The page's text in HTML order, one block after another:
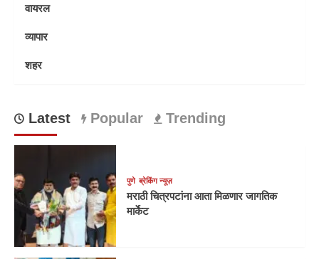
वायरल
व्यापार
शहर
Latest Popular Trending
पुणे ब्रेकिंग न्यूज़
मराठी चित्रपटांना आता मिळणार जागतिक
मार्केट